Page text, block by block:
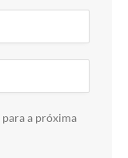
para a próxima